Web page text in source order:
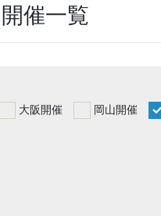
催一覧
大阪開催 岡山開催